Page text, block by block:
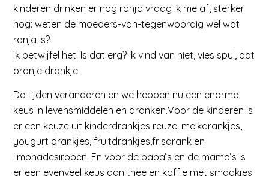
kinderen drinken er nog ranja vraag ik me af, sterker
nog: weten de moeders-van-tegenwoordig wel wat
ranja is?
Ik betwijfel het. Is dat erg? Ik vind van niet, vies spul, dat
oranje drankje.
De tijden veranderen en we hebben nu een enorme
keus in levensmiddelen en dranken.Voor de kinderen is
er een keuze uit kinderdrankjes reuze: melkdrankjes,
yougurt drankjes, fruitdrankjes,frisdrank en
limonadesiropen. En voor de papa’s en de mama’s is
er een evenveel keus aan thee en koffie met smaakjes